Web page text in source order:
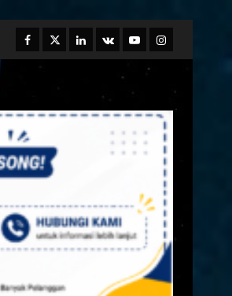
Facebook
TwitterLinkedin
VK YoutubeInstagram